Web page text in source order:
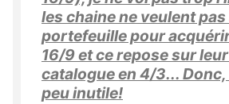
les chaine ne veulent
portefeuille pour
16/9 et ce repose sur
catalogue en 4/3...
peu inutile!